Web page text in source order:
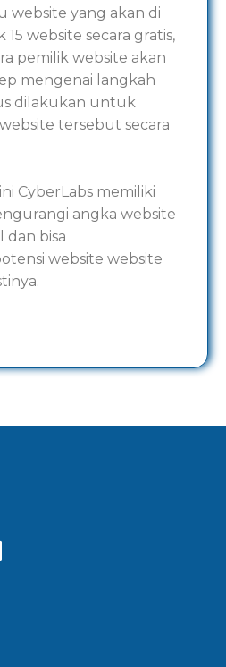
website yang akan di
15 website secara gratis,
pemilik website akan
mengenai langkah
dilakukan untuk
tersebut secara
CyberLabs memiliki
angka website
dan bisa
website website